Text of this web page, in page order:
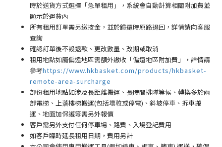
時於送貨方式選擇「急單租用」，系統會自動計算相關附加費並
顯示於運費內
所有租用訂單需另繳按金，並於歸還時原路退回，詳情請向客服
查詢
確認訂單後不設退款、更改數量、改期或取消
租用地點如屬偏遠地區需額外繳收「偏遠地區附加費 」
，詳情請
參考https://www.hkbasket.com/products/hkbasket-
remote-area-surcharge
部份租用地點如涉及長距離搬運、長時間排隊等候、轉換多於兩
部電梯、上落樓梯搬運(包括壞𨋢或停電)、斜坡停車、拆車搬
運、地面加保護等需另外報價
客戶需另外支付任何停車場 、路費、入場登記費用
如客戶臨時延長租用日期，費用另計